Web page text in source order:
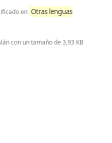
en Otras lenguas
con un tamaño de 3,93 KB